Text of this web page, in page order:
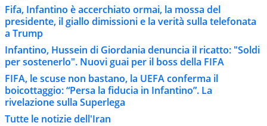
Fifa, Infantino è accerchiato ormai, la mossa del
presidente, il giallo dimissioni e la verità sulla telefonata
a Trump
Infantino, Hussein di Giordania denuncia il ricatto: "Soldi
per sostenerlo". Nuovi guai per il boss della FIFA
FIFA, le scuse non bastano, la UEFA conferma il
boicottaggio: “Persa la fiducia in Infantino”. La
rivelazione sulla Superlega
Tutte le notizie dell'Iran